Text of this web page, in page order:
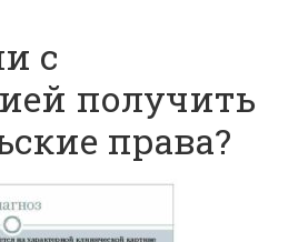
с
получить
права?